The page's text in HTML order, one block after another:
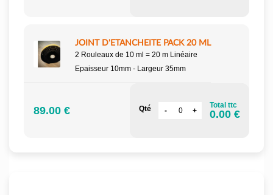
JOINT D'ETANCHEITE PACK 20 ML
2 Rouleaux de 10 ml = 20 m Linéaire
Epaisseur 10mm - Largeur 35mm
89.00 € Qté Total ttc
0.00 €